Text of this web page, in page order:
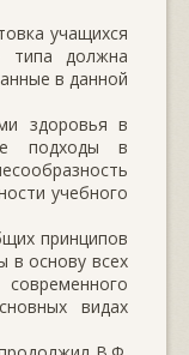
учащихся
типа должна
в данной
здоровья в
подходы в
учебного
принципов
в основу всех
видах